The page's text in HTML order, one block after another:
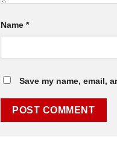
Name *
Save my name, email,